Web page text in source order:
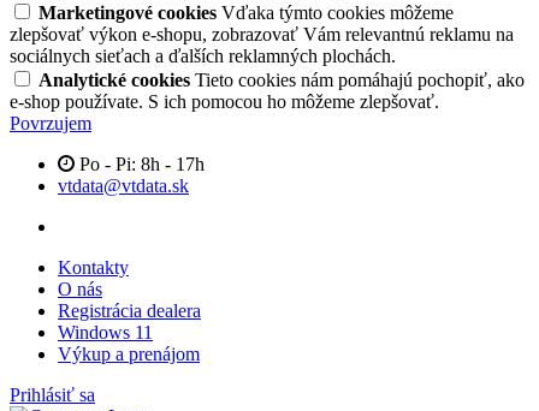
Marketingové cookies Vďaka týmto cookies môžeme
zlepšovať výkon e-shopu, zobrazovať Vám relevantnú reklamu na
sociálnych sieťach a ďalších reklamných plochách.
Analytické cookies Tieto cookies nám pomáhajú pochopiť, ako
e-shop používate. S ich pomocou ho môžeme zlepšovať.
Povrzujem
Po - Pi: 8h - 17h
vtdata@vtdata.sk
Kontakty
O nás
Registrácia dealera
Windows 11
Výkup a prenájom
Prihlásiť sa